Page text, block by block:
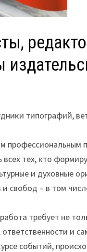
типографий,
профессиональным
тех, кто
и духовные
свобод – в том
требует не
ответственности
событий,